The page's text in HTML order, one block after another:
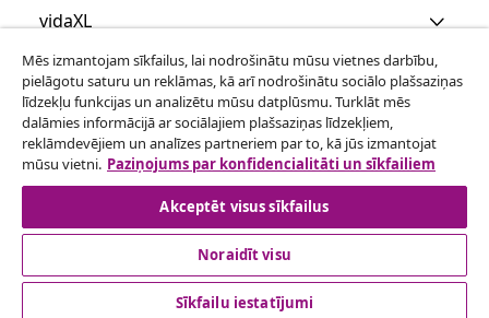
vidaXL
Apskatiet vairāk
© 2008-2026 vidaXL www.vidaxl.lv ir vidaXL Marketplace
Europe B.V. tīmekļa vietne
Mēs izmantojam sīkfailus, lai nodrošinātu mūsu vietnes darbību,
pielāgotu saturu un reklāmas, kā arī nodrošinātu sociālo plašsaziņas
līdzekļu funkcijas un analizētu mūsu datplūsmu. Turklāt mēs
dalāmies informācijā ar sociālajiem plašsaziņas līdzekļiem,
reklāmdevējiem un analīzes partneriem par to, kā jūs izmantojat
mūsu vietni. Paziņojums par konfidencialitāti un sīkfailiem
Akceptēt visus sīkfailus
Noraidīt visu
Sīkfailu iestatījumi